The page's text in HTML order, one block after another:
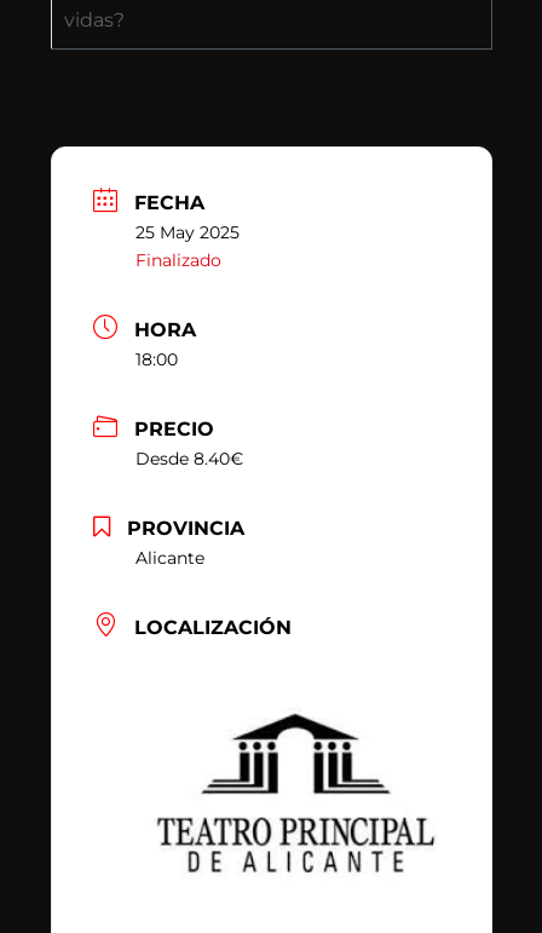
vidas?
FECHA
25 May 2025
Finalizado
HORA
18:00
PRECIO
Desde 8.40€
PROVINCIA
Alicante
LOCALIZACIÓN